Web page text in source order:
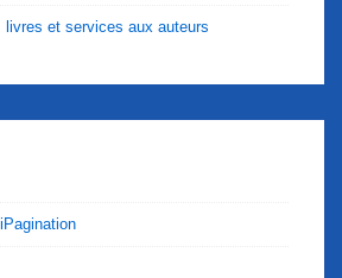
livres et services aux auteurs